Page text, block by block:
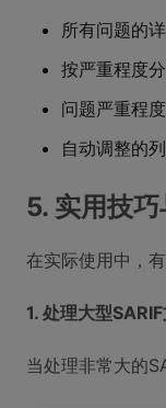
所有问题的
按严重程度
问题严重程
自动调整的
5. 实用技
在实际使用中，
1. 处理大型
当处理非常大的